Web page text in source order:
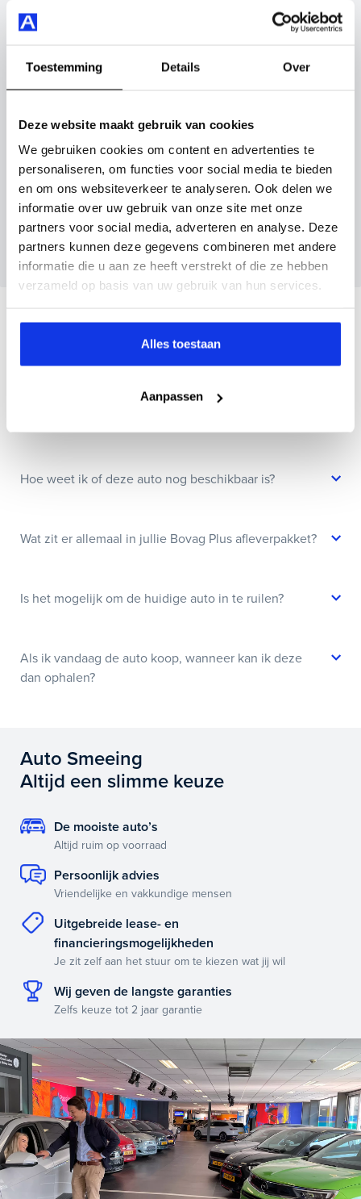
Toestemming Details Over
Deze website maakt gebruik van cookies
We gebruiken cookies om content en advertenties te
personaliseren, om functies voor social media te bieden
en om ons websiteverkeer te analyseren. Ook delen we
informatie over uw gebruik van onze site met onze
partners voor social media, adverteren en analyse. Deze
partners kunnen deze gegevens combineren met andere
informatie die u aan ze heeft verstrekt of die ze hebben
verzameld op basis van uw gebruik van hun services.
Alles toestaan
Aanpassen
control adaptief met stop&go en stuurhulp en nog veel
meer.
Je koopt hem voor € 32.895,- maar je kan deze Kia
Sportage ook bij ons financieren of leasen.
Maak snel een afspraak in de showroom of bestel hem
direct online.
Vul hier je gegevens in en vergeet niet foto's van je
inruilauto mee te sturen.
Kenteken huidige auto
Inruilvoorstel aanvragen
Wanneer je foto’s meestuurt ontvang je op
maandag tot en met vrijdag binnen enkele uren
een voorstel.
Veelgestelde vragen
Hoe weet ik of deze auto nog beschikbaar is?
Wat zit er allemaal in jullie Bovag Plus afleverpakket?
Is het mogelijk om de huidige auto in te ruilen?
Als ik vandaag de auto koop, wanneer kan ik deze
dan ophalen?
Auto Smeeing
Altijd een slimme keuze
De mooiste auto’s
Altijd ruim op voorraad
Persoonlijk advies
Vriendelijke en vakkundige mensen
Uitgebreide lease- en
financieringsmogelijkheden
Je zit zelf aan het stuur om te kiezen wat jij wil
Wij geven de langste garanties
Zelfs keuze tot 2 jaar garantie